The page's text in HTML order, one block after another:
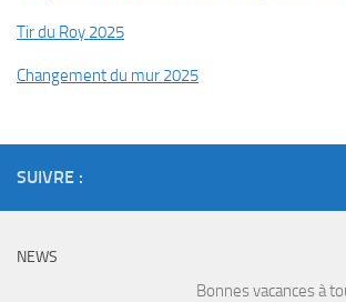
Tir du Roy 2025
Changement du mur 2025
SUIVRE :
NEWS
Bonnes vacances à